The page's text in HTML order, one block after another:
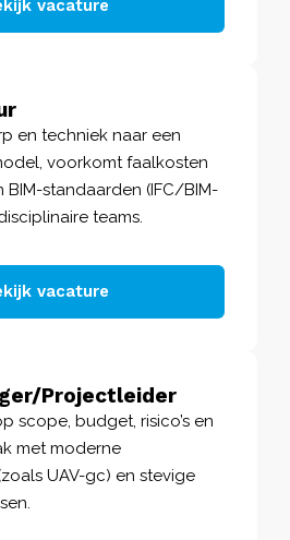
vacature
en techniek naar een
voorkomt faalkosten
standaarden (IFC/BIM-
teams.
vacature
Projectleider
scope, budget, risico’s en
met moderne
UAV-gc) en stevige